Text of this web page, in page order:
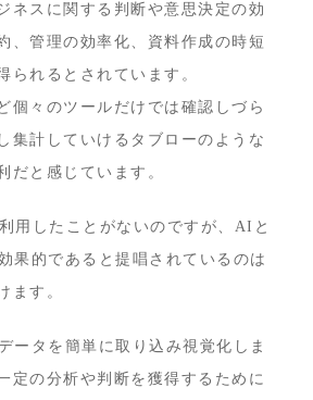
ネスに関する判断や意思決定の効
、管理の効率化、資料作成の時短
られるとされています。
個々のツールだけでは確認しづら
集計していけるタブローのような
だと感じています。
用したことがないのですが、AIと
果的であると提唱されているのは
ます。
ータを簡単に取り込み視覚化しま
定の分析や判断を獲得するために